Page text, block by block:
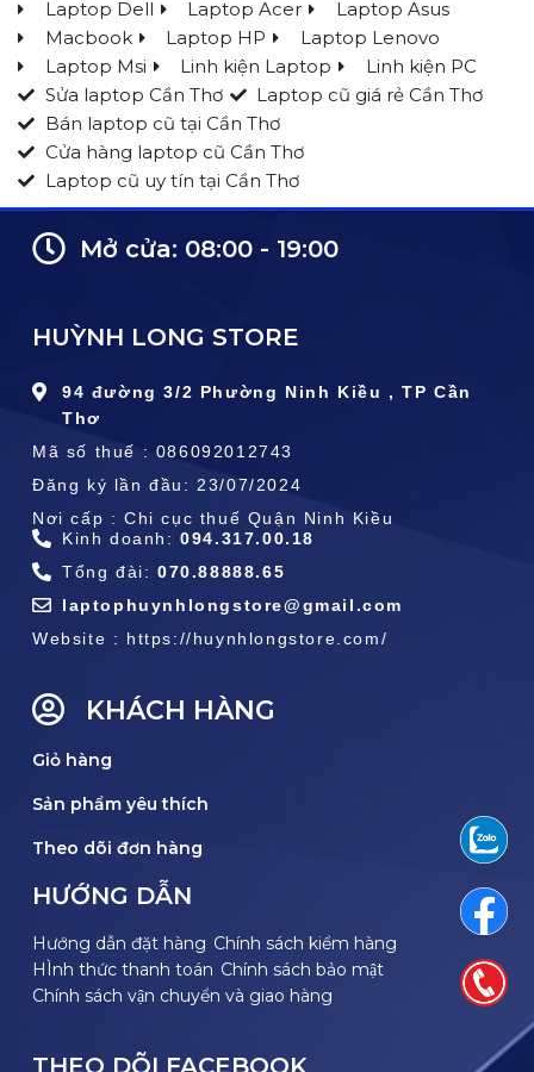
Laptop Dell
Laptop Acer
Laptop Asus
Macbook
Laptop HP
Laptop Lenovo
Laptop Msi
Linh kiện Laptop
Linh kiện PC
Sửa laptop Cần Thơ
Laptop cũ giá rẻ Cần Thơ
Bán laptop cũ tại Cần Thơ
Cửa hàng laptop cũ Cần Thơ
Laptop cũ uy tín tại Cần Thơ
Mở cửa: 08:00 - 19:00
HUỲNH LONG STORE
94 đường 3/2 Phường Ninh Kiều , TP Cần
Thơ
Mã số thuế : 086092012743
Đăng ký lần đầu: 23/07/2024
Nơi cấp : Chi cục thuế Quận Ninh Kiều
Kinh doanh:094.317.00.18
Tổng đài: 070.88888.65
laptophuynhlongstore@gmail.com
Website : https://huynhlongstore.com/
KHÁCH HÀNG
Giỏ hàng
Sản phẩm yêu thích
Theo dõi đơn hàng
HƯỚNG DẪN
Hướng dẫn đặt hàng Chính sách kiểm hàng
HÌnh thức thanh toán Chính sách bảo mật
Chính sách vận chuyển và giao hàng
THEO DÕI FACEBOOK